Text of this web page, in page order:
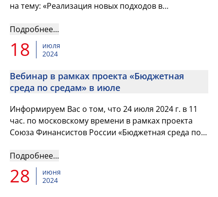
на тему: «Реализация новых подходов в
бюджета».
Подробнее…
18
июля
2024
Вебинар в рамках проекта «Бюджетная
среда по средам» в июле
Информируем Вас о том, что 24 июля 2024 г. в 11
час. по московскому времени в рамках проекта
Союза Финансистов России «Бюджетная среда по
эффективности бю...
Подробнее…
28
июня
2024